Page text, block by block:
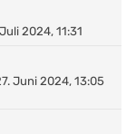
2024, 11:31
Juni 2024, 13:05